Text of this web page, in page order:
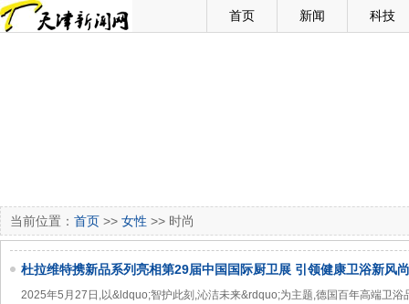
首页 新闻 科技
当前位置： 首页 >> 女性 >> 时尚
杜拉维特携新品系列亮相第29届中国国际厨卫展 引领健康卫浴新风尚
2025年5月27日,以&ldquo;智护此刻,沁洁未来&rdquo;为主题,德国百年高端卫